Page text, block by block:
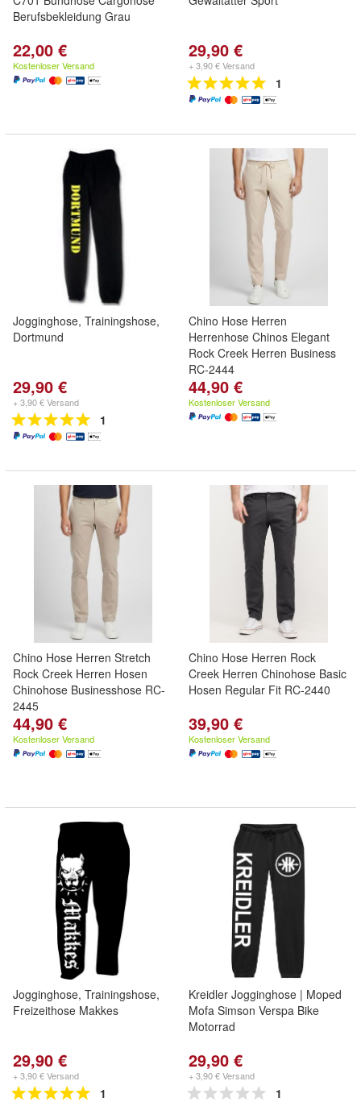
Berufsbekleidung Grau
22,00 €
Kostenloser Versand
29,90 €
+ 3,90 € Versand
1
Jogginghose, Trainingshose,
Dortmund
29,90 €
+ 3,90 € Versand
1
Chino Hose Herren
Herrenhose Chinos Elegant
Rock Creek Herren Business
RC-2444
44,90 €
Kostenloser Versand
Chino Hose Herren Stretch
Rock Creek Herren Hosen
Chinohose Businesshose RC-
2445
44,90 €
Kostenloser Versand
Chino Hose Herren Rock
Creek Herren Chinohose Basic
Hosen Regular Fit RC-2440
39,90 €
Kostenloser Versand
Jogginghose, Trainingshose,
Freizeithose Makkes
29,90 €
+ 3,90 € Versand
1
Kreidler Jogginghose | Moped
Mofa Simson Verspa Bike
Motorrad
29,90 €
+ 3,90 € Versand
1